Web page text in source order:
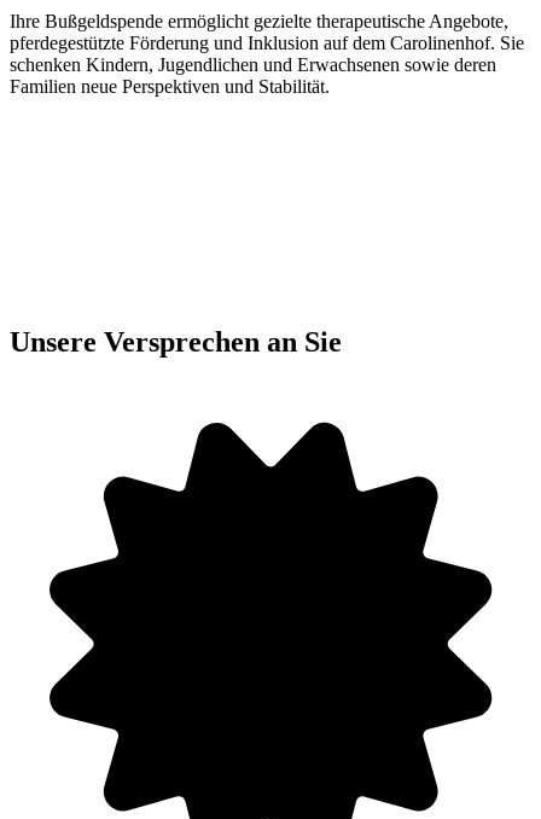
Ihre Bußgeldspende ermöglicht gezielte therapeutische Angebote,
pferdegestützte Förderung und Inklusion auf dem Carolinenhof. Sie
schenken Kindern, Jugendlichen und Erwachsenen sowie deren
Familien neue Perspektiven und Stabilität.
Unsere Versprechen an Sie